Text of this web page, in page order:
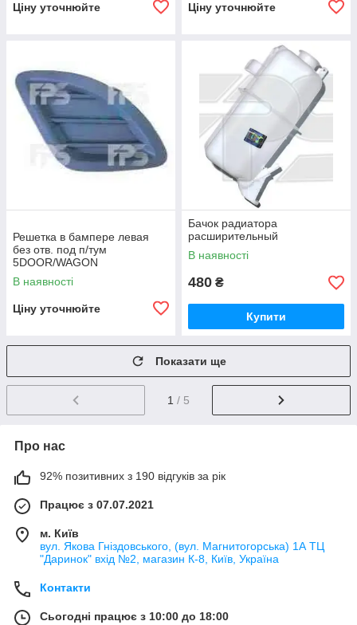
Ціну уточнюйте Ціну уточнюйте
Решетка в бампере левая
без отв. под п/тум
5DOOR/WAGON
В наявності
Ціну уточнюйте
Бачок радиатора
расширительный
В наявності
480 ₴
Купити
Показати ще
1 / 5
Про нас
92% позитивних з 190 відгуків за рік
Працює з 07.07.2021
м. Київ
вул. Якова Гніздовського, (вул. Магнитогорська) 1А ТЦ
"Даринок" вхід №2, магазин К-8, Київ, Україна
Контакти
Сьогодні працює з 10:00 до 18:00